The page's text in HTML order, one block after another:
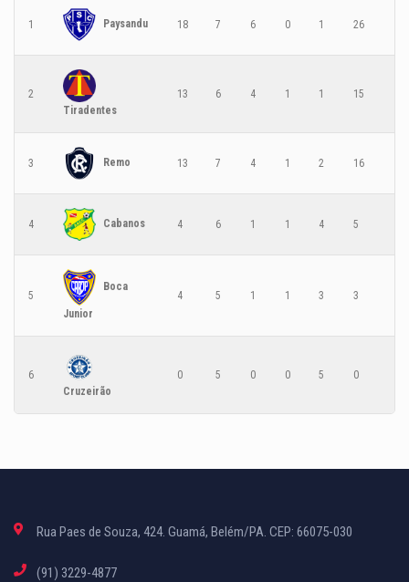
1 Paysandu 18 7 6 0 1 26
2
Tiradentes
13 6 4 1 1 15
3 Remo 13 7 4 1 2 16
4 Cabanos 4 6 1 1 4 5
5
Boca
Junior
4 5 1 1 3 3
6
Cruzeirão
0 5 0 0 5 0
Rua Paes de Souza, 424. Guamá, Belém/PA. CEP: 66075-030
(91) 3229-4877